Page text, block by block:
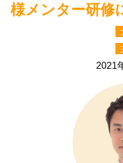
様メンター研修
2021